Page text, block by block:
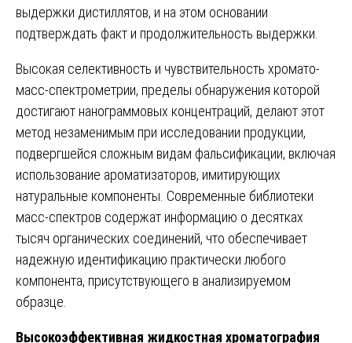
выдержки дистиллятов, и на этом основании
подтверждать факт и продолжительность выдержки.
Высокая селективность и чувствительность хромато-
масс-спектрометрии, пределы обнаружения которой
достигают нанограммовых концентраций, делают этот
метод незаменимым при исследовании продукции,
подвергшейся сложным видам фальсификации, включая
использование ароматизаторов, имитирующих
натуральные компоненты. Современные библиотеки
масс-спектров содержат информацию о десятках
тысяч органических соединений, что обеспечивает
надежную идентификацию практически любого
компонента, присутствующего в анализируемом
образце.
Высокоэффективная жидкостная хроматография